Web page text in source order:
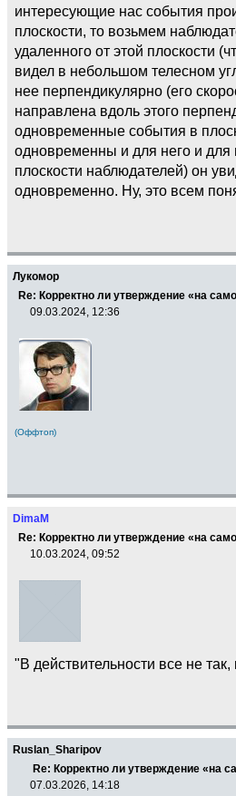
интересующие нас события
плоскости, то возьмем
удаленного от этой плоскости
видел в небольшом телесном
нее перпендикулярно (его
направлена вдоль этого
одновременные события в
одновременны и для него и для
плоскости наблюдателей) он
одновременно. Ну, это всем
Лукомор
Re: Корректно ли утверждение «на
09.03.2024, 12:36
(Оффтоп)
DimaM
Re: Корректно ли утверждение «на
10.03.2024, 09:52
"В действительности все не
Ruslan_Sharipov
Re: Корректно ли утверждение «на
07.03.2026, 14:18